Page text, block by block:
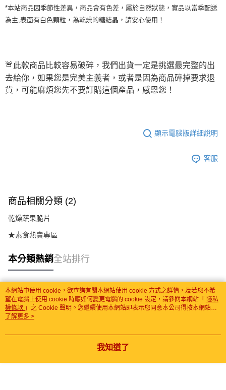
*本站商品因季節性差異，商品會有色差，屬於自然狀態，實品以當季配送
為主,表面有白色顆粒，為乾燥的糖結晶，請安心使用！
🚨 此款商品比較容易破碎，我們出貨一定是挑選最完整的出
去給你，如果您是完美主義者，或者是因為商品碎掉要求退
貨，可能麻煩您先不要訂購這個產品，感恩您！
顯示電腦版詳細說明
客服
商品相關分類 (2)
乾燥蔬果脆片
★素食熱賣專區
本分類熱銷全站排行
熱門標籤
本網站中使用 cookie，欲查詢有關本網站使用 cookie 方式之詳情，及若您不希
望在電腦上使用 cookie 時應如何變更電腦的 cookie 設定，請參閱本網站「 隱私
權條款 」之 Cookie 聲明。您繼續使用本網站即表示您同意本公司得按本網站使
用條款之 Cookie 聲明使用 cookie。
了解更多 >
我知道了